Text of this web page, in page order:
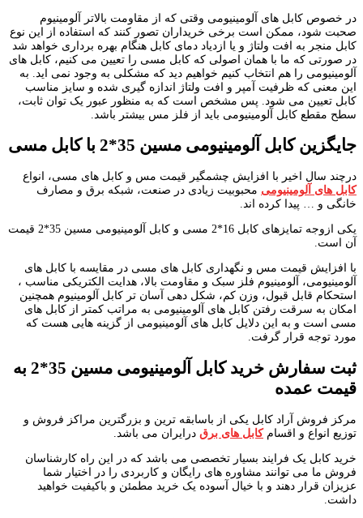
در خصوص کابل های آلومینیومی وقتی که از مقاومت بالاتر آلومینیوم
صحبت شود، ممکن است برخی خریداران تصور کنند که استفاده از این نوع
کابل منجر به افت ولتاژ و یا ازدیاد دمای کابل هنگام بهره برداری خواهد شد
در صورتی که ما با همان اصولی که کابل مسی را تعیین می کنیم، کابل های
آلومینیومی را هم انتخاب کنیم خواهیم دید که مشکلی به وجود نمی اید. به
این معنی که ظرفیت آمپر و افت ولتاژ اندازه گیری شده و سایز مناسب
کابل تعیین می شود. پس مشخص است که به منظور عبور یک توان ثابت،
سطح مقطع کابل آلومینیومی باید از فلز مس بیشتر باشد.
جایگزین کابل آلومینیومی مسین 35
*
2 با کابل مسی
درچند سال اخیر با افزایش چشمگیر قیمت مس و کابل های مسی، انواع
کابل های آلومینیومی محبوبیت زیادی در صنعت، شبکه برق و مصارف
خانگی و … پیدا کرده اند.
یکی ازوجه تمایزهای کابل 16*2 مسی و کابل آلومینیومی مسین 35*2
قیمت
آن است.
با افزایش قیمت مس و نگهداری کابل های مسی در مقایسه با کابل های
آلومینیومی، آلومینیوم فلز سبک و مقاومت بالا، هدایت الکتریکی مناسب ،
استحکام قابل قبول، وزن کم، شکل دهی آسان تر کابل آلومینیوم همچنین
امکان به سرقت رفتن کابل های آلومینیومی به مراتب کمتر از کابل های
مسی است و به این دلایل کابل های آلومینیومی از گزینه هایی هست که
مورد توجه قرار گرفت.
ثبت سفارش خرید کابل آلومینیومی مسین 35
*
2 به
قیمت عمده
مرکز فروش آراد کابل یکی از باسابقه ترین و بزرگترین مراکز فروش و
توزیع انواع و اقسامکابل های برق درایران می باشد.
خرید کابل یک فرایند بسیار تخصصی می باشد که در این راه کارشناسان
فروش ما می توانند مشاوره های رایگان و کاربردی را در اختیار شما
عزیزان قرار دهند و با خیال آسوده یک خرید مطمئن و باکیفیت خواهید
داشت.